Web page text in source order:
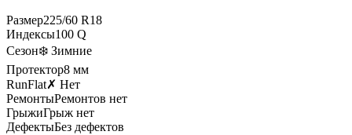
Размер225/60 R18
Индексы100 Q
Сезон❄️ Зимние
Протектор8 мм
RunFlat✗ Нет
РемонтыРемонтов нет
ГрыжиГрыж нет
ДефектыБез дефектов